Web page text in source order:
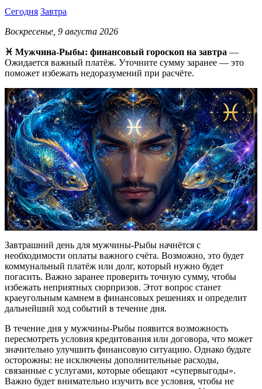
Сегодня Завтра
Воскресенье, 9 августа 2026
♓ Мужчина-Рыбы: финансовый гороскоп на завтра —
Ожидается важный платёж. Уточните сумму заранее — это
поможет избежать недоразумений при расчёте.
Завтрашний день для мужчины-Рыбы начнётся с
необходимости оплаты важного счёта. Возможно, это будет
коммунальный платёж или долг, который нужно будет
погасить. Важно заранее проверить точную сумму, чтобы
избежать неприятных сюрпризов. Этот вопрос станет
краеугольным камнем в финансовых решениях и определит
дальнейший ход событий в течение дня.
В течение дня у мужчины-Рыбы появится возможность
пересмотреть условия кредитования или договора, что может
значительно улучшить финансовую ситуацию. Однако будьте
осторожны: не исключены дополнительные расходы,
связанные с услугами, которые обещают «супервыгоды».
Важно будет внимательно изучить все условия, чтобы не